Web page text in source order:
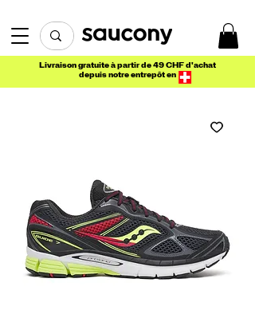
Livraison gratuite à partir de 49 CHF d'achat
depuis notre entrepôt en